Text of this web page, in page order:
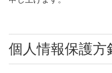
個人情報保護方